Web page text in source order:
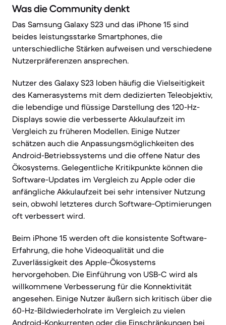
Was die Community denkt
Das Samsung Galaxy S23 und das iPhone 15 sind
beides leistungsstarke Smartphones, die
unterschiedliche Stärken aufweisen und verschiedene
Nutzerpräferenzen ansprechen.
Nutzer des Galaxy S23 loben häufig die Vielseitigkeit
des Kamerasystems mit dem dedizierten Teleobjektiv,
die lebendige und flüssige Darstellung des 120-Hz-
Displays sowie die verbesserte Akkulaufzeit im
Vergleich zu früheren Modellen. Einige Nutzer
schätzen auch die Anpassungsmöglichkeiten des
Android-Betriebssystems und die offene Natur des
Ökosystems. Gelegentliche Kritikpunkte können die
Software-Updates im Vergleich zu Apple oder die
anfängliche Akkulaufzeit bei sehr intensiver Nutzung
sein, obwohl letzteres durch Software-Optimierungen
oft verbessert wird.
Beim iPhone 15 werden oft die konsistente Software-
Erfahrung, die hohe Videoqualität und die
Zuverlässigkeit des Apple-Ökosystems
hervorgehoben. Die Einführung von USB-C wird als
willkommene Verbesserung für die Konnektivität
angesehen. Einige Nutzer äußern sich kritisch über die
60-Hz-Bildwiederholrate im Vergleich zu vielen
Android-Konkurrenten oder die Einschränkungen bei